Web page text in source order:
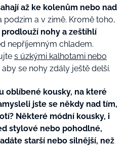
až ke kolenům nebo nad
podzim a v zimě. Kromě toho,
nohy a zeštíhlí
nepříjemným chladem.
s úzkými kalhotami nebo
se nohy zdály ještě delší.
oblíbené kousky, na které
jste se někdy nad tím,
Některé módní kousky, i
stylové nebo pohodlné,
starší nebo silnější, než